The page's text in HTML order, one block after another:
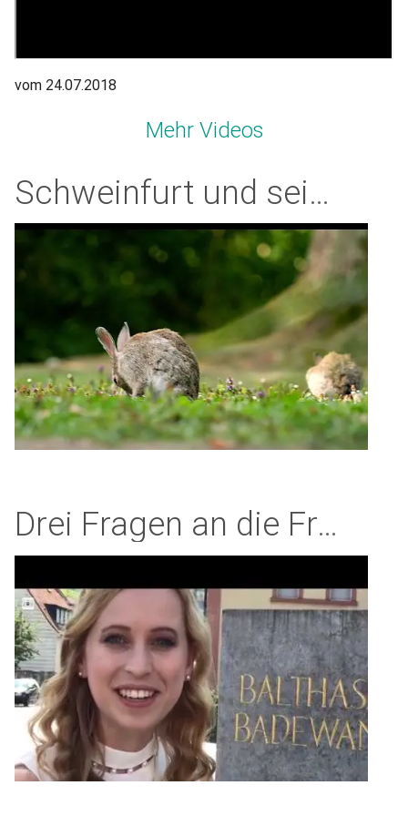
vom 24.07.2018
Mehr Videos
Schweinfurt und seine Kaninchen
Drei Fragen an die Fränkische Weinkönigin